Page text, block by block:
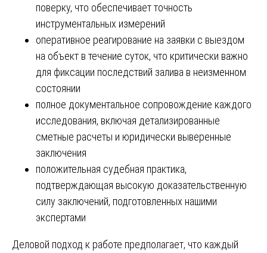
поверку, что обеспечивает точность
инструментальных измерений
оперативное реагирование на заявки с выездом
на объект в течение суток, что критически важно
для фиксации последствий залива в неизменном
состоянии
полное документальное сопровождение каждого
исследования, включая детализированные
сметные расчеты и юридически выверенные
заключения
положительная судебная практика,
подтверждающая высокую доказательственную
силу заключений, подготовленных нашими
экспертами
Деловой подход к работе предполагает, что каждый